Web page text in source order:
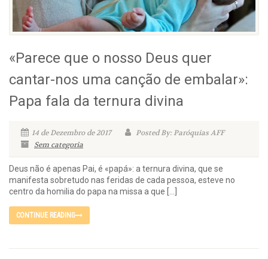
«Parece que o nosso Deus quer
cantar-nos uma canção de embalar»:
Papa fala da ternura divina
14 de Dezembro de 2017
Posted By: Paróquias AFF
Sem categoria
Deus não é apenas Pai, é «papá»: a ternura divina, que se
manifesta sobretudo nas feridas de cada pessoa, esteve no
centro da homilia do papa na missa a que […]
CONTINUE READING